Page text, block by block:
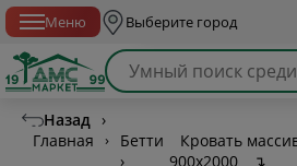
Меню Выберите город
Назад ›
Главная
›
Бетти
›
Кровать
900х2000
↴